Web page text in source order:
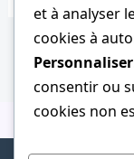
et à analyser
cookies à
Personnaliser
consentir ou
cookies non